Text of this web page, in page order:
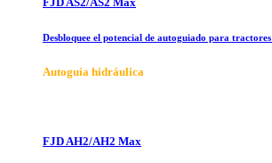
Desbloquee el potencial de autoguiado para
Autoguía hidráulica
FJD AH2/AH2 Max